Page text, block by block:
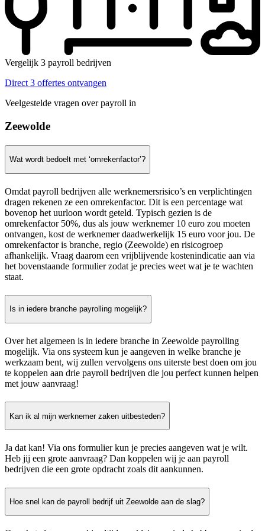
Vergelijk 3 payroll bedrijven
Direct 3 offertes ontvangen
Veelgestelde vragen over payroll in
Zeewolde
Wat wordt bedoelt met ‘omrekenfactor’?
Omdat payroll bedrijven alle werknemersrisico’s en verplichtingen
dragen rekenen ze een omrekenfactor. Dit is een percentage wat
bovenop het uurloon wordt geteld. Typisch gezien is de
omrekenfactor 50%, dus als jouw werknemer 10 euro zou moeten
ontvangen, kost de werknemer daadwerkelijk 15 euro voor jou. De
omrekenfactor is branche, regio (Zeewolde) en risicogroep
afhankelijk. Vraag daarom een vrijblijvende kostenindicatie aan via
het bovenstaande formulier zodat je precies weet wat je te wachten
staat.
Is in iedere branche payrolling mogelijk?
Over het algemeen is in iedere branche in Zeewolde payrolling
mogelijk. Via ons systeem kun je aangeven in welke branche je
werkzaam bent, wij zullen vervolgens ons uiterste best doen om jou
te koppelen aan drie payroll bedrijven die jou perfect kunnen helpen
met jouw aanvraag!
Kan ik al mijn werknemer zaken uitbesteden?
Ja dat kan! Via ons formulier kun je precies aangeven wat je wilt.
Heb jij een grote aanvraag? Dan koppelen wij je aan payroll
bedrijven die een grote opdracht zoals dit aankunnen.
Hoe snel kan de payroll bedrijf uit Zeewolde aan de slag?